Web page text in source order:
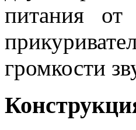
питания
громкости